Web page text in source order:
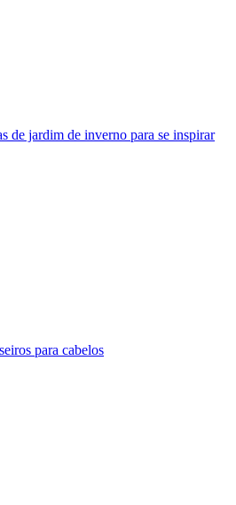
de jardim de inverno para se inspirar
para cabelos